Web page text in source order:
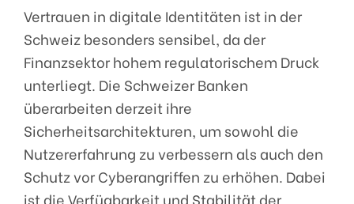
Vertrauen in digitale Identitäten ist in der
Schweiz besonders sensibel, da der
Finanzsektor hohem regulatorischem Druck
unterliegt. Die Schweizer Banken
überarbeiten derzeit ihre
Sicherheitsarchitekturen, um sowohl die
Nutzererfahrung zu verbessern als auch den
Schutz vor Cyberangriffen zu erhöhen. Dabei
ist die Verfügbarkeit und Stabilität der